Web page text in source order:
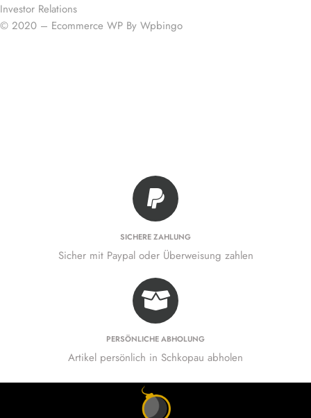
Investor Relations
© 2020 – Ecommerce WP By Wpbingo
SICHERE ZAHLUNG
Sicher mit Paypal oder Überweisung zahlen
PERSÖNLICHE ABHOLUNG
Artikel persönlich in Schkopau abholen